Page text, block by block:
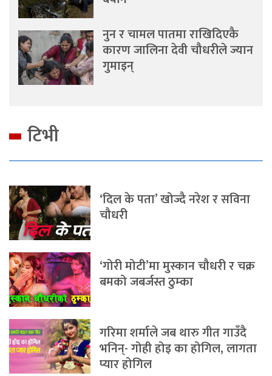
नुन र चामल पातमा राखिदिएकै
कारण जालिना देवी चौधरीले ज्यान
गुमाइन्
टिभी
‘दिल के पता’ खोज्दै नरेश र सविना
चौधरी
‘गोरी मोटी’मा मुस्कान चौधरी र चक्र
बमको जबर्जस्त ठुम्का
गरिमा शर्माले जब थारु गीत गाउँदै
भनिन्- गोही होइ का होगिल, लागता
प्यार होगिल